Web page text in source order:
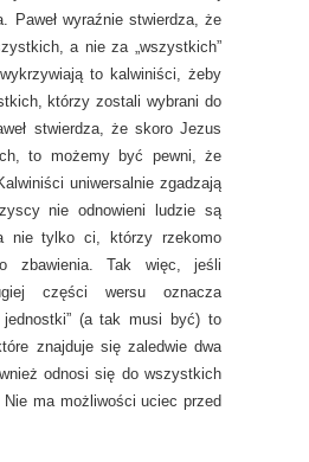
Paweł wyraźnie stwierdza, że
a nie za „wszystkich”
to kalwiniści, żeby
którzy zostali wybrani do
stwierdza, że skoro Jezus
to możemy być pewni, że
uniwersalnie zgadzają
nie odnowieni ludzie są
nie tylko ci, którzy rzekomo
zbawienia. Tak więc, jeśli
części wersu oznacza
jednostki” (a tak musi być) to
znajduje się zaledwie dwa
odnosi się do wszystkich
Nie ma możliwości uciec przed